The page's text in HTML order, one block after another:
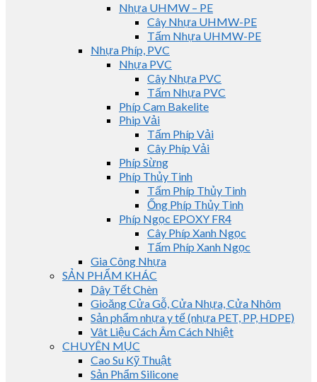
Nhựa UHMW – PE
Cây Nhựa UHMW-PE
Tấm Nhựa UHMW-PE
Nhựa Phíp, PVC
Nhựa PVC
Cây Nhựa PVC
Tấm Nhựa PVC
Phíp Cam Bakelite
Phip Vải
Tấm Phíp Vải
Cây Phíp Vải
Phíp Sừng
Phíp Thủy Tinh
Tấm Phíp Thủy Tinh
Ống Phíp Thủy Tinh
Phíp Ngọc EPOXY FR4
Cây Phíp Xanh Ngọc
Tấm Phíp Xanh Ngọc
Gia Công Nhựa
SẢN PHẨM KHÁC
Dây Tết Chèn
Gioăng Cửa Gỗ, Cửa Nhựa, Cửa Nhôm
Sản phẩm nhựa y tế (nhựa PET, PP, HDPE)
Vât Liệu Cách Âm Cách Nhiệt
CHUYÊN MỤC
Cao Su Kỹ Thuật
Sản Phẩm Silicone